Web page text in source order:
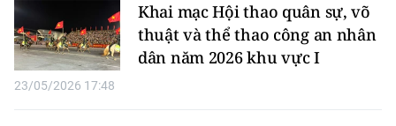
Media Kinh tế
Media Văn hóa
Khai mạc Hội thao quân sự, võ
thuật và thể thao công an nhân
dân năm 2026 khu vực I
23/05/2026 17:48